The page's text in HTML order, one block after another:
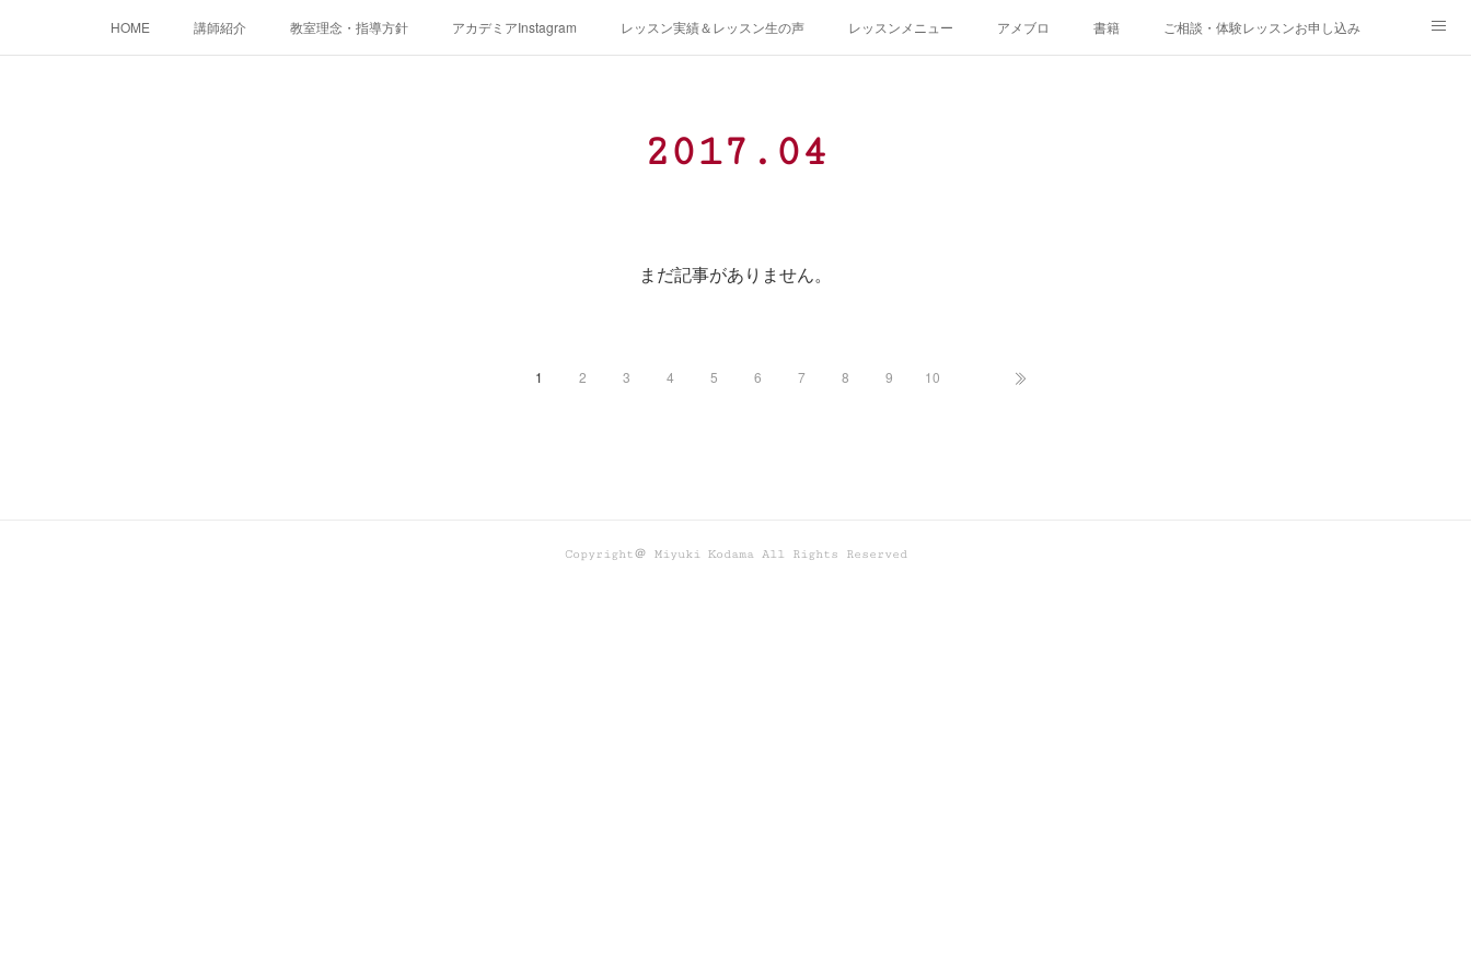
HOME 講師紹介 教室理念・指導方針 アカデミアInstagram レッスン実績＆レッスン生の声 レッスンメニュー アメブロ 書籍 ご相談・体験レッスンお申し込み
2017 . 04
まだ記事がありません。
1 2 3 4 5 6 7 8 9 10
Copyright＠ Miyuki Kodama All Rights Reserved